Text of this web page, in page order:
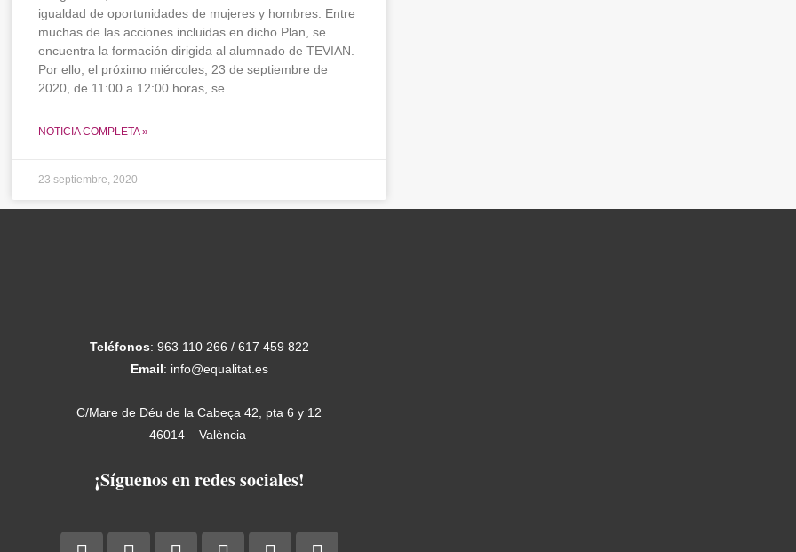
igualdad de oportunidades de mujeres y hombres. Entre
muchas de las acciones incluidas en dicho Plan, se
encuentra la formación dirigida al alumnado de TEVIAN.
Por ello, el próximo miércoles, 23 de septiembre de
2020, de 11:00 a 12:00 horas, se
NOTICIA COMPLETA »
23 septiembre, 2020
Teléfonos: 963 110 266 / 617 459 822
Email: info@equalitat.es
C/Mare de Déu de la Cabeça 42, pta 6 y 12
46014 – València
¡Síguenos en redes sociales!